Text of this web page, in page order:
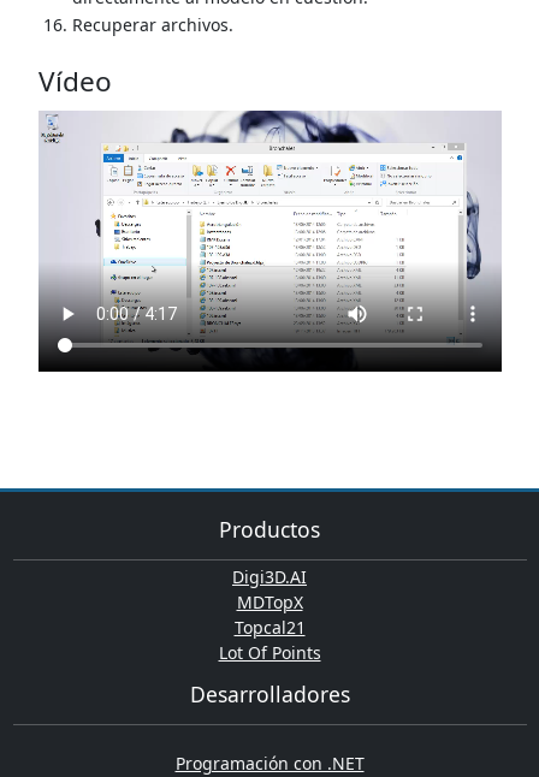
Recuperar archivos.
Vídeo
Productos
Digi3D.AI
MDTopX
Topcal21
Lot Of Points
Desarrolladores
Programación con .NET